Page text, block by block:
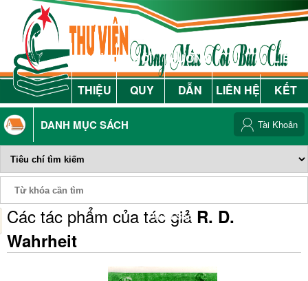
GIỚI
THIỆU
NỘI
QUY
HƯỚNG
DẪN
LIÊN HỆ
LIÊN
KẾT
DANH MỤC SÁCH
Phiếu Sách
Tài Khoản
Các tác phẩm của tác giả R. D.
Wahrheit